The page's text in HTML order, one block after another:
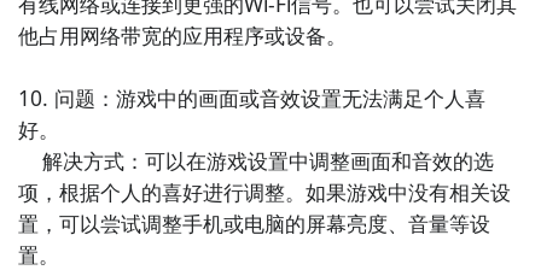
刷好游 上九游
全球好游抢先下 福利礼包免费领 官方直播陪你玩
立即下载
他占用网络带宽的应用程序或设备。
10. 问题：游戏中的画面或音效设置无法满足个人喜
好。
项，根据个人的喜好进行调整。如果游戏中没有相关设
置，可以尝试调整手机或电脑的屏幕亮度、音量等设
置。